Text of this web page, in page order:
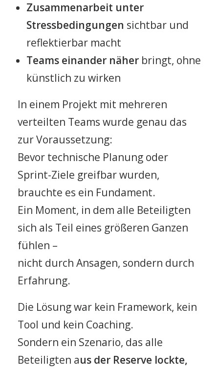
Zusammenarbeit unter
Stressbedingungen sichtbar und
reflektierbar macht
Teams einander näher bringt, ohne
künstlich zu wirken
In einem Projekt mit mehreren
verteilten Teams wurde genau das
zur Voraussetzung:
Bevor technische Planung oder
Sprint-Ziele greifbar wurden,
brauchte es ein Fundament.
Ein Moment, in dem alle Beteiligten
sich als Teil eines größeren Ganzen
fühlen –
nicht durch Ansagen, sondern durch
Erfahrung.
Die Lösung war kein Framework, kein
Tool und kein Coaching.
Sondern ein Szenario, das alle
Beteiligten aus der Reserve lockte,